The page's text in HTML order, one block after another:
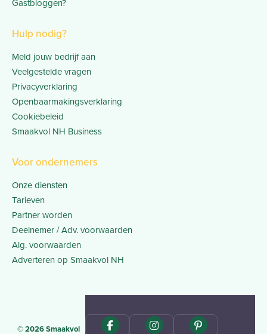
Gastbloggen?
Hulp nodig?
Meld jouw bedrijf aan
Veelgestelde vragen
Privacyverklaring
Openbaarmakingsverklaring
Cookiebeleid
Smaakvol NH Business
Voor ondernemers
Onze diensten
Tarieven
Partner worden
Deelnemer / Adv. voorwaarden
Alg. voorwaarden
Adverteren op Smaakvol NH
© 2026 Smaakvol